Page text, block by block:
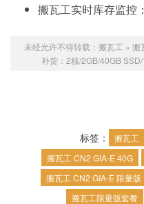
搬瓦工实时库存监控：
未经允许不得转载： 搬瓦工 » 搬
补货：2核/2GB/40GB
标签： 搬瓦工
搬瓦工 CN2 GIA-E 40G
搬瓦工 CN2 GIA-E 限量版
搬瓦工限量版套餐